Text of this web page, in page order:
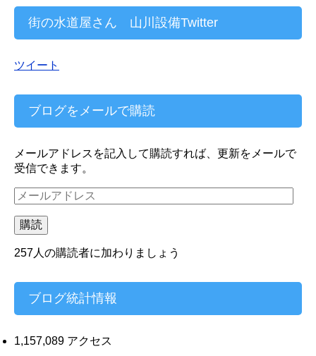
街の水道屋さん 山川設備Twitter
ツイート
ブログをメールで購読
メールアドレスを記入して購読すれば、更新をメールで
受信できます。
メ
ー
ル
ア
ド
ス
購読
257人の購読者に加わりましょう
ブログ統計情報
1,157,089 アクセス